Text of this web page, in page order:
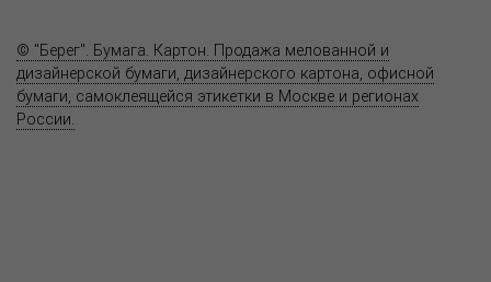
© "Берег". Бумага. Картон. Продажа мелованной и
дизайнерской бумаги, дизайнерского картона, офисной
бумаги, самоклеящейся этикетки в Москве и регионах
России.